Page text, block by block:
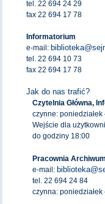
tel. 22 694 24 29
fax 22 694 17 78
Informatorium
e-mail:
tel. 22 694 10 73
fax 22 694 17 78
Jak do nas trafić?
Czytelnia Główna,
czynne:
Wejście dla
do godziny 18:00
Pracownia
e-mail:
tel. 22 694 24 84
czynna: